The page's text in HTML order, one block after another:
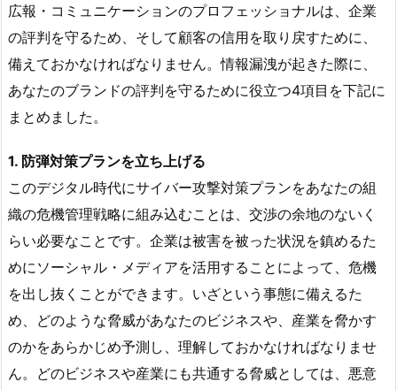
広報・コミュニケーションのプロフェッショナルは、企業
の評判を守るため、そして顧客の信用を取り戻すために、
備えておかなければなりません。情報漏洩が起きた際に、
あなたのブランドの評判を守るために役立つ4項目を下記に
まとめました。
1. 防弾対策プランを立ち上げる
このデジタル時代にサイバー攻撃対策プランをあなたの組
織の危機管理戦略に組み込むことは、交渉の余地のないく
らい必要なことです。企業は被害を被った状況を鎮めるた
めにソーシャル・メディアを活用することによって、危機
を出し抜くことができます。いざという事態に備えるた
め、どのような脅威があなたのビジネスや、産業を脅かす
のかをあらかじめ予測し、理解しておかなければなりませ
ん。どのビジネスや産業にも共通する脅威としては、悪意